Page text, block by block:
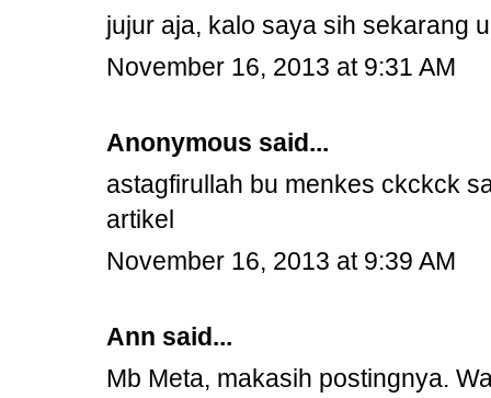
jujur aja, kalo saya sih sekarang
November 16, 2013 at 9:31 AM
Anonymous said...
astagfirullah bu menkes ckckck
artikel
November 16, 2013 at 9:39 AM
Ann said...
Mb Meta, makasih postingnya.